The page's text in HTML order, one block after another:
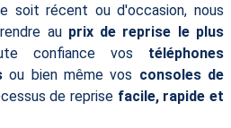
soit récent ou d'occasion, nous
au prix de reprise le plus
confiance vos téléphones
ou bien même vos consoles de
de reprise facile, rapide et